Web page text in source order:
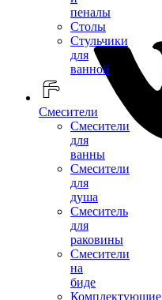
пеналы
Столы
Стульчики
для
ванной
Смесители
Смесители
для
ванны
Смесители
для
душа
Смеситель
для
раковины
Смесители
на
биде
Комплектующие